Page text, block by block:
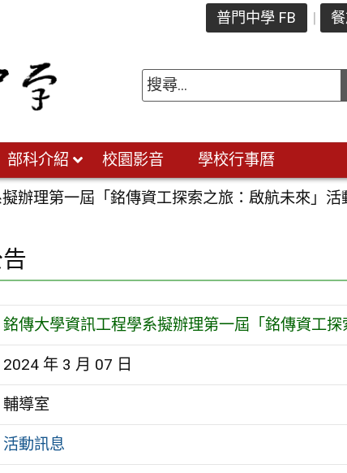
普門中學 FB
部科介紹 校園影音 學校行事曆
辦理第一屆「銘傳資工探索之旅：啟航未來」活
銘傳大學資訊工程學系擬辦理第一屆「銘傳資工
2024 年 3 月 07 日
輔導室
活動訊息